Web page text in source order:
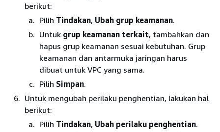
berikut:
Pilih Tindakan, Ubah grup keamanan.
Untuk grup keamanan terkait, tambahkan dan
hapus grup keamanan sesuai kebutuhan. Grup
keamanan dan antarmuka jaringan harus
dibuat untuk VPC yang sama.
Pilih Simpan.
Untuk mengubah perilaku penghentian, lakukan hal
berikut:
Pilih Tindakan, Ubah perilaku penghentian.